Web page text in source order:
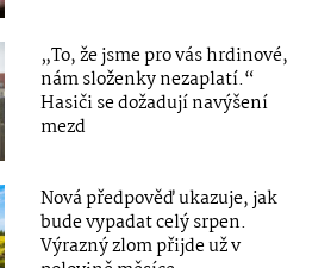
„To, že jsme pro vás hrdinové,
nám složenky nezaplatí.“
Hasiči se dožadují navýšení
mezd
Nová předpověď ukazuje, jak
bude vypadat celý srpen.
Výrazný zlom přijde už v